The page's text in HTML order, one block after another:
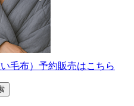
毛布）予約販売はこちら